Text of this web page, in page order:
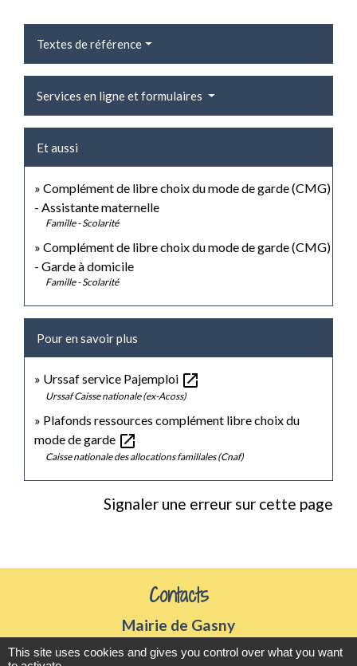
Textes de référence
Services en ligne et formulaires
Et aussi
Complément de libre choix du mode de garde (CMG)
- Assistante maternelle
Famille - Scolarité
Complément de libre choix du mode de garde (CMG)
- Garde à domicile
Famille - Scolarité
Pour en savoir plus
Urssaf service Pajemploi open_in_new
Urssaf Caisse nationale (ex-Acoss)
Plafonds ressources complément libre choix du
mode de garde open_in_new
Caisse nationale des allocations familiales (Cnaf)
Signaler une erreur sur cette page
Contacts
Mairie de Gasny
42 rue de Paris
This site uses cookies and gives you control over what you want